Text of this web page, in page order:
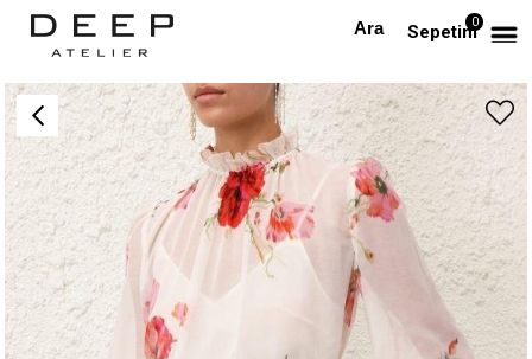
Sepetim0
Anasayfa PREMIUM Çiçek Desenli Premium Gömlek ve Rattan Kemerli Şort Takım